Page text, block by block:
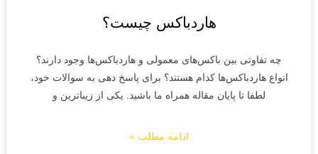
هاردباکس چیست؟
چه تفاوتی بین باکس‌های معمولی و هاردباکس‌ها وجود دارند؟
انواع هاردباکس‌ها کدام هستند؟ برای پاسخ دهی به سوالات خود،
لطفا تا پایان مقاله همراه ما باشید. یکی از زیباترین و
ادامه مطلب »